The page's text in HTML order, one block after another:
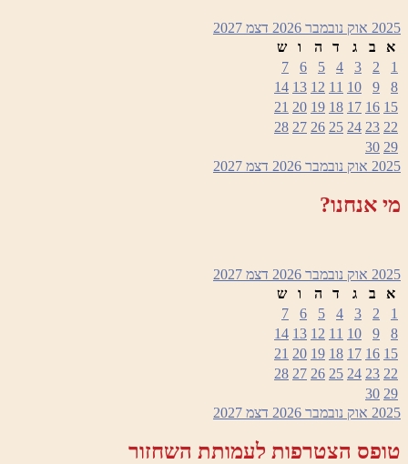
2025 אוק נובמבר 2026 דצמ 2027
א
ב ג ד ה ו
ש
1
2
3
4
5
6
7
8
9
10
11
12
13
14
15
16
17
18
19
20
21
22
23
24
25
26
27
28
29
30
2025 אוק נובמבר 2026 דצמ 2027
מי אנחנו?
2025 אוק נובמבר 2026 דצמ 2027
א
ב ג ד ה ו
ש
1
2
3
4
5
6
7
8
9
10
11
12
13
14
15
16
17
18
19
20
21
22
23
24
25
26
27
28
29
30
2025 אוק נובמבר 2026 דצמ 2027
טופס הצטרפות לעמותת השחזור